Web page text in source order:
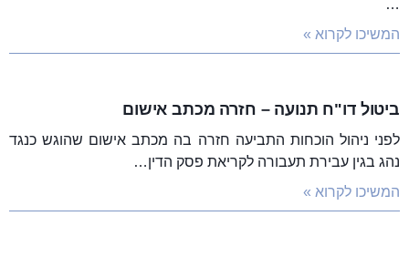
…
המשיכו לקרוא »
ביטול דו"ח תנועה – חזרה מכתב אישום
לפני ניהול הוכחות התביעה חזרה בה מכתב אישום שהוגש כנגד
נהג בגין עבירת תעבורה לקריאת פסק הדין…
המשיכו לקרוא »